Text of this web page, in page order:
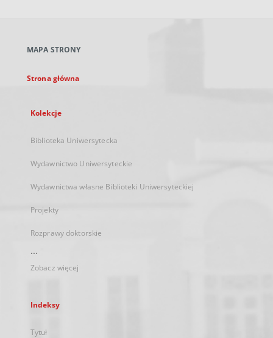
karcie
MAPA STRONY
Strona główna
Kolekcje
Biblioteka Uniwersytecka
Wydawnictwo Uniwersyteckie
Wydawnictwa własne Biblioteki Uniwersyteckiej
Projekty
Rozprawy doktorskie
...
Zobacz więcej
Indeksy
Tytuł